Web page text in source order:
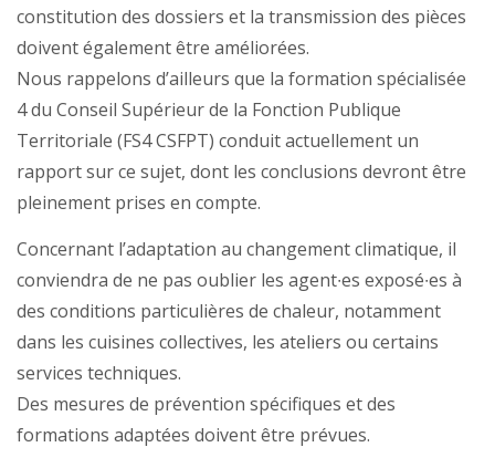
constitution des dossiers et la transmission des pièces
doivent également être améliorées.
Nous rappelons d’ailleurs que la formation spécialisée
4 du Conseil Supérieur de la Fonction Publique
Territoriale (FS4 CSFPT) conduit actuellement un
rapport sur ce sujet, dont les conclusions devront être
pleinement prises en compte.
Concernant l’adaptation au changement climatique, il
conviendra de ne pas oublier les agent∙es exposé∙es à
des conditions particulières de chaleur, notamment
dans les cuisines collectives, les ateliers ou certains
services techniques.
Des mesures de prévention spécifiques et des
formations adaptées doivent être prévues.